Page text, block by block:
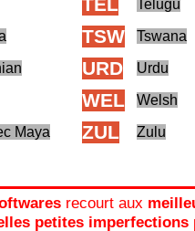
TEL Telugu
TSW Tswana
URD Urdu
WEL Welsh
Maya ZUL Zulu
recourt aux
petites imperfections